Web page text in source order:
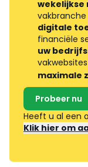
vakbranche
digitale
financiële
uw
vakwebsites
maximale
Probeer nu
Heeft u al een
Klik hier om